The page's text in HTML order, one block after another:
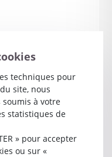
techniques pour
site, nous
soumis à votre
statistiques de
» pour accepter
ou sur «